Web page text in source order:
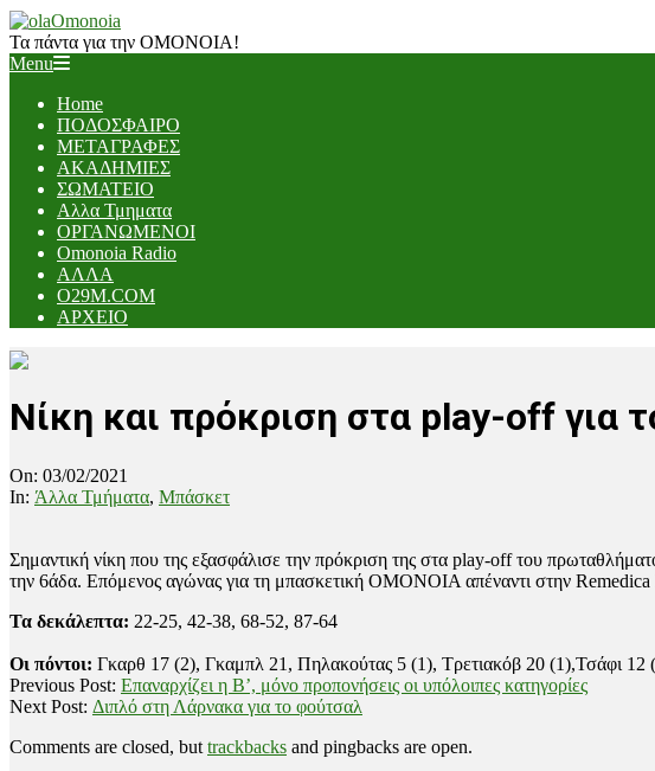
Skip
to
content
Τα πάντα για την ΟΜΟΝΟΙΑ!
Primary
Menu
Menu
Home
ΠΟΔΟΣΦΑΙΡΟ
ΜΕΤΑΓΡΑΦΕΣ
ΑΚΑΔΗΜΙΕΣ
ΣΩΜΑΤΕΙΟ
Αλλα Τμηματα
ΟΡΓΑΝΩΜΕΝΟΙ
Omonoia Radio
ΑΛΛΑ
O29M.COM
ΑΡΧΕΙΟ
Νίκη και πρόκριση στα play-off για
On: 03/02/2021
In: Άλλα Τμήματα, Μπάσκετ
Σημαντική νίκη που της εξασφάλισε την πρόκριση της στα play-off του
την 6άδα. Επόμενος αγώνας για τη μπασκετική ΟΜΟΝΟΙΑ απέναντι στην
Τα δεκάλεπτα: 22-25, 42-38, 68-52, 87-64
Οι πόντοι: Γκαρθ 17 (2), Γκαμπλ 21, Πηλακούτας 5 (1), Τρετιακόβ 20 (1),Τσάφι
2021-
02-
Previous Post: Επαναρχίζει η Β’, μόνο προπονήσεις οι υπόλοιπες κατηγορίες
Next Post: Διπλό στη Λάρνακα για το φούτσαλ
Comments are closed, but trackbacks and pingbacks are open.